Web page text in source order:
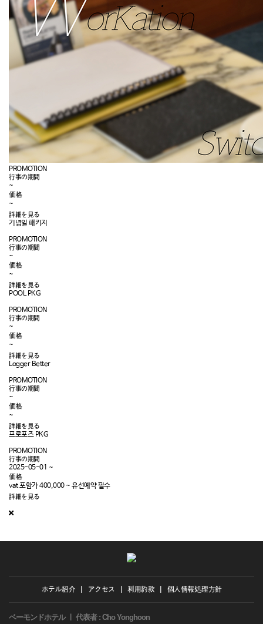
PROMOTION
行事の期間
~
価格
~
詳細を見る
기념일 패키지
PROMOTION
行事の期間
~
価格
~
詳細を見る
POOL PKG
PROMOTION
行事の期間
~
価格
~
詳細を見る
Logger Better
PROMOTION
行事の期間
~
価格
~
詳細を見る
프로포즈 PKG
PROMOTION
行事の期間
2025-05-01 ~
価格
vat 포함가 400,000~ 유선예약 필수
詳細を見る
ホテル紹介 アクセス 利用約款 個人情報処理方針
ベーモンドホテル ㅣ 代表者 : Cho Yonghoon